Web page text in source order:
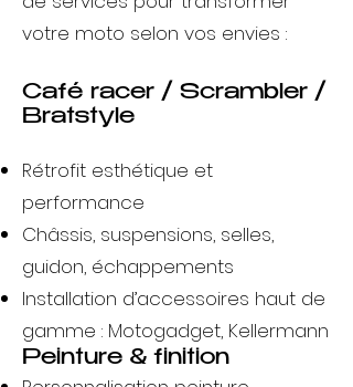
votre moto selon vos envies :
Café racer / Scrambler /
Bratstyle
Rétrofit esthétique et
performance
Châssis, suspensions, selles,
guidon, échappements
Installation d’accessoires haut de
gamme : Motogadget, Kellermann
Peinture & finition